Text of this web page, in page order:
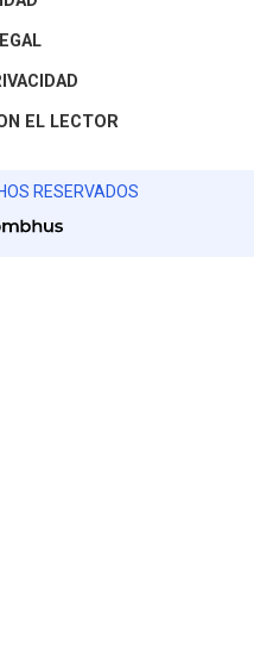
EL LECTOR
RESERVADOS